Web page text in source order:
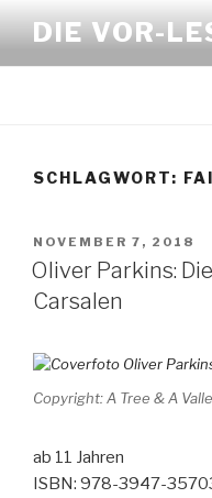
Inhalt
springen
DIE VOR-
SCHLAGWORT:
VERÖFFENTLICHT
AM
NOVEMBER 7, 2018
Oliver Parkins:
Carsalen
Copyright: A Tree & A
ab 11 Jahren
ISBN: 978-3947-